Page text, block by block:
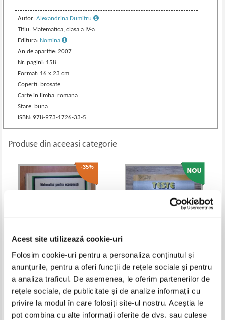
Acest site utilizează cookie-uri
Folosim cookie-uri pentru a personaliza conținutul și
anunțurile, pentru a oferi funcții de rețele sociale și pentru
a analiza traficul. De asemenea, le oferim partenerilor de
rețele sociale, de publicitate și de analize informații cu
privire la modul în care folosiți site-ul nostru. Aceștia le
pot combina cu alte informații oferite de dvs. sau culese
Autor:Alexandrina Dumitru
Titlu: Matematica, clasa a IV-a
Editura: Nomina
An de aparitie: 2007
Nr. pagini: 158
Format: 16 x 23 cm
Coperti: brosate
Carte in limba: romana
Stare: buna
ISBN: 978-973-1726-33-5
Produse din aceeasi categorie
-35%
economisti (volumul 3)
Pret:17,00Lei 11,05 Lei
Adaugă în coș
admiterea in clasa a IX - a de
liceu
Pret:11,00 Lei
Adaugă în coș